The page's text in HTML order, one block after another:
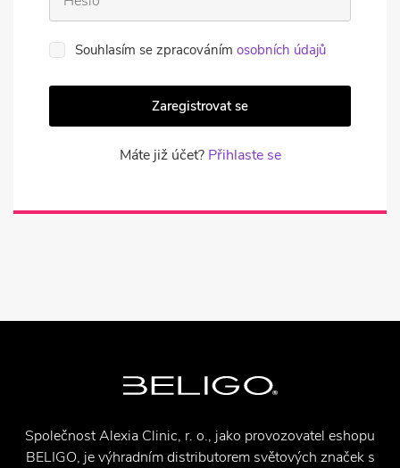
Souhlasím se zpracováním osobních údajů
Zaregistrovat se
Máte již účet? Přihlaste se
Společnost Alexia Clinic, r. o., jako provozovatel eshopu
BELIGO, je výhradním distributorem světových značek s